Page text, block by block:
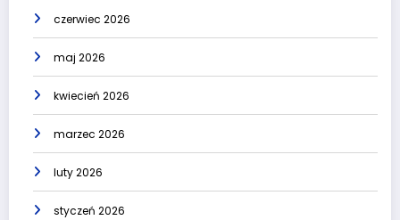
czerwiec 2026
maj 2026
kwiecień 2026
marzec 2026
luty 2026
styczeń 2026